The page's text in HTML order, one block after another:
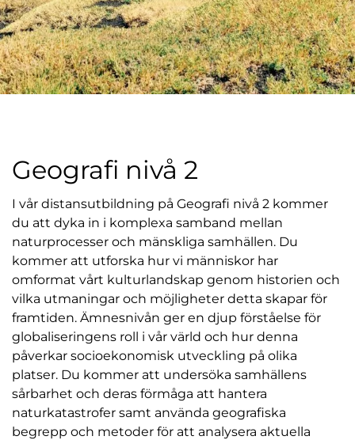
Geografi nivå 2
I vår distansutbildning på Geografi nivå 2 kommer
du att dyka in i komplexa samband mellan
naturprocesser och mänskliga samhällen. Du
kommer att utforska hur vi människor har
omformat vårt kulturlandskap genom historien och
vilka utmaningar och möjligheter detta skapar för
framtiden. Ämnesnivån ger en djup förståelse för
globaliseringens roll i vår värld och hur denna
påverkar socioekonomisk utveckling på olika
platser. Du kommer att undersöka samhällens
sårbarhet och deras förmåga att hantera
naturkatastrofer samt använda geografiska
begrepp och metoder för att analysera aktuella